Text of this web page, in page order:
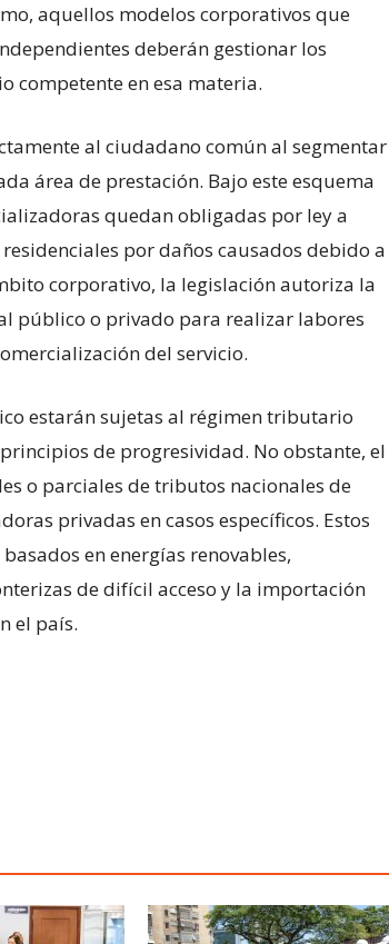
aquellos modelos corporativos que
deberán gestionar los
competente en esa materia.
al ciudadano común al segmentar
área de prestación. Bajo este esquema
quedan obligadas por ley a
por daños causados debido a
corporativo, la legislación autoriza la
público o privado para realizar labores
del servicio.
estarán sujetas al régimen tributario
de progresividad. No obstante, el
o parciales de tributos nacionales de
privadas en casos específicos. Estos
en energías renovables,
de difícil acceso y la importación
el país.